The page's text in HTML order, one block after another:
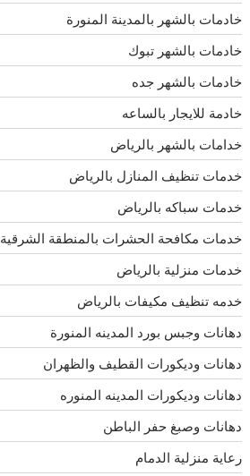
خادمات بالشهر بالمدينة المنورة
خادمات بالشهر تبوك
خادمات بالشهر جده
خادمة للايجار بالساعه
خدامات بالشهر بالرياض
خدمات تنظيف المنازل بالرياض
خدمات سباكه بالرياض
خدمات مكافحة الحشرات بالمنطقة الشرقية
خدمات منزلية بالرياض
خدمه تنظيف مكيفات بالرياض
دهانات وجبس بورد المدينه المنورة
دهانات وديكورات القطيف والظهران
دهانات وديكورات المدينه المنوره
دهانات وصبغ حفر الباطن
رعاية منزلية الدمام